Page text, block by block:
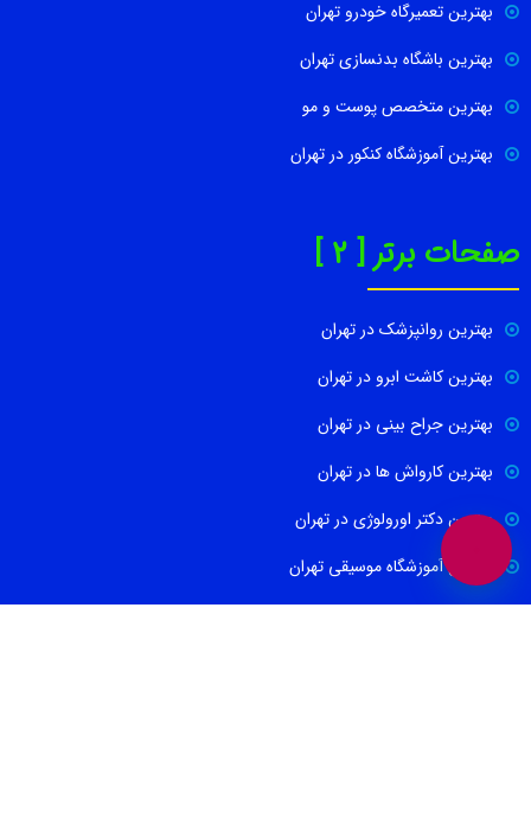
بهترین تعمیرگاه خودرو تهران
بهترین باشگاه بدنسازی تهران
بهترین متخصص پوست و مو
بهترین آموزشگاه کنکور در تهران
صفحات برتر [ 2 ]
بهترین روانپزشک در تهران
بهترین کاشت ابرو در تهران
بهترین جراح بینی در تهران
بهترین کارواش ها در تهران
بهترین دکتر اورولوژی در تهران
بهترین آموزشگاه موسیقی تهران